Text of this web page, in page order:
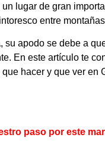
lugar de gran
entre
, su apodo se debe a
En este artículo te
hacer y que ver en
paso por este